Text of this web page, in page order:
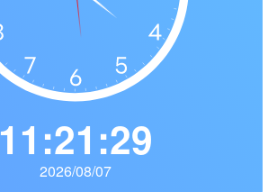
11:21:30
2026/08/07